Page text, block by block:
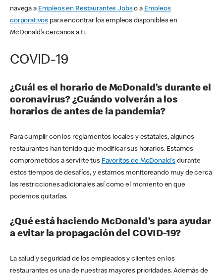
navega a Empleos en Restaurantes Jobso a Empleos
corporativos para encontrar los empleos disponibles en
McDonald’s cercanos a ti.
COVID-19
¿Cuál es el horario de McDonald’s durante el
coronavirus? ¿Cuándo volverán a los
horarios de antes de la pandemia?
Para cumplir con los reglamentos locales y estatales, algunos
restaurantes han tenido que modificar sus horarios. Estamos
comprometidos a servirte tus Favoritos de McDonald's durante
estos tiempos de desafíos, y estamos monitoreando muy de cerca
las restricciones adicionales así como el momento en que
podemos quitarlas.
¿Qué está haciendo McDonald’s para ayudar
a evitar la propagación del COVID-19?
La salud y seguridad de los empleados y clientes en los
restaurantes es una de nuestras mayores prioridades. Además de